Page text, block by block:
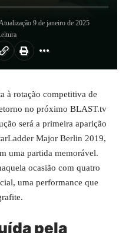
9 de janeiro de 2025
à rotação competitiva de
no próximo BLAST.tv
será a primeira aparição
Major Berlin 2019,
uma partida memorável.
ocasião com quatro
uma performance que
pela